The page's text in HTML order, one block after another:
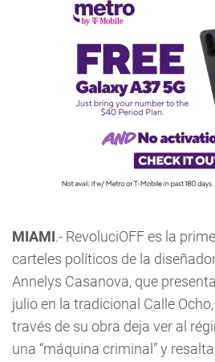
MIAMI.- RevoluciOFF es la
carteles políticos de la
Annelys Casanova, que
julio en la tradicional Calle
través de su obra deja ver al
una “máquina criminal” y